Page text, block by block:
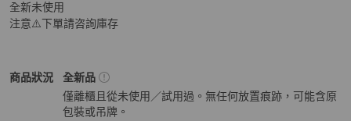
全新未使用
注意⚠️下單請咨詢庫存
商品狀況
Hermès女士錢包 / 小皮件
全新品
僅離櫃且從未使用／試用過。無任何放置痕跡，可能含原
包裝或吊牌。